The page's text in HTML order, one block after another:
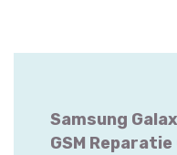
Samsung
GSM